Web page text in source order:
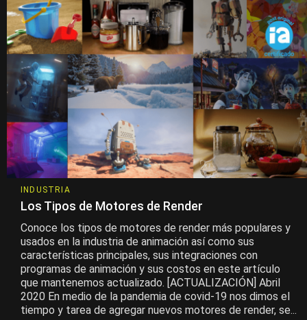
INDUSTRIA
Los Tipos de Motores de Render
Conoce los tipos de motores de render más populares y
usados en la industria de animación así como sus
características principales, sus integraciones con
programas de animación y sus costos en este artículo
que mantenemos actualizado. [ACTUALIZACIÓN] Abril
2020 En medio de la pandemia de covid-19 nos dimos el
tiempo y tarea de agregar nuevos motores de render, se...